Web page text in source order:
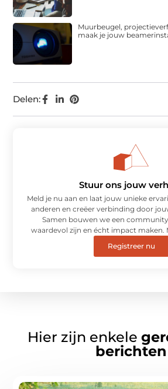
Delen:
Muurbeugel,
maak je jouw
Stuur ons jouw
Meld je nu aan en laat jouw unieke
anderen en creëer verbinding door
Samen bouwen we een
waardevol zijn en écht impact maken.
Registreer nu
Hier zijn enkele
berichten